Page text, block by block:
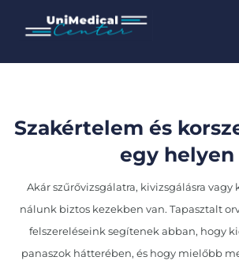
Szakértelem és
egy helyen
Akár szűrővizsgálatra, kivizsgálásra vagy
nálunk biztos kezekben van. Tapasztalt
felszereléseink segítenek abban, hogy
panaszok hátterében, és hogy mielőbb